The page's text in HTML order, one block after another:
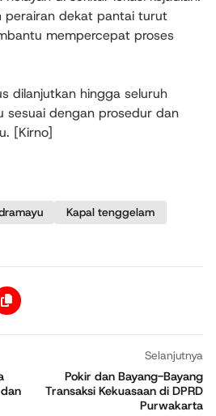
perairan dekat pantai turut
mempercepat proses
dilanjutkan hingga seluruh
sesuai dengan prosedur dan
[Kirno]
Kapal tenggelam
Selanjutnya
Pokir dan Bayang-Bayang
Transaksi Kekuasaan di DPRD
Purwakarta